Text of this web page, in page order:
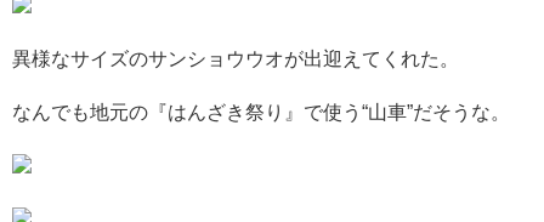
異様なサイズのサンショウウオが出迎えてくれた。
なんでも地元の『はんざき祭り』で使う“山車”だそうな。